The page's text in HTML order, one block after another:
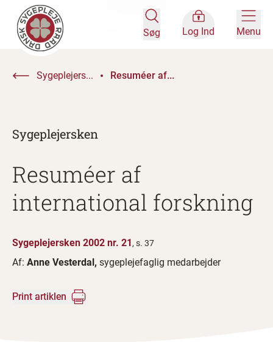
Søg Log Ind Menu
Sygeplejers... Resuméer af...
Sygeplejersken
Resuméer af
international forskning
Sygeplejersken 2002 nr. 21, s. 37
Af: Anne Vesterdal, sygeplejefaglig medarbejder
Print artiklen